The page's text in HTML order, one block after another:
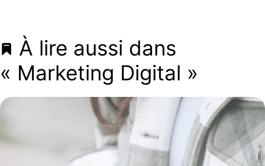
À lire aussi dans
« Marketing Digital »